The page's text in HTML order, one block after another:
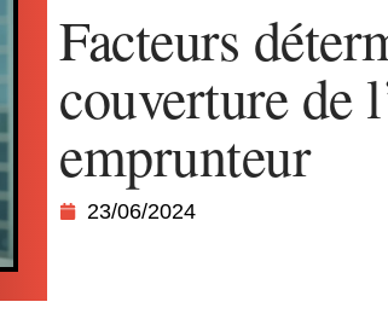
Facteurs
couverture de
emprunteur
23/06/2024